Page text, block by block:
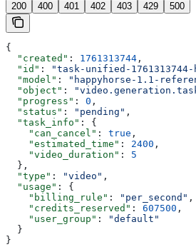
200 400 401 402 403 429 500
{
  "created"
: 1761313744 ,
  "id"
: "task-unified-1761313744-
  "model"
: "happyhorse-1.1-
  "object"
:
  "progress"
: 0 ,
  "status"
: "pending" ,
  "task_info"
: {
    "can_cancel"
: true ,
    "estimated_time"
: 2400 ,
    "video_duration"
: 5
  },
  "type"
: "video" ,
  "usage"
: {
    "billing_rule"
: "per_second" ,
    "credits_reserved"
: 607500 ,
    "user_group"
:
"default"
  }
}